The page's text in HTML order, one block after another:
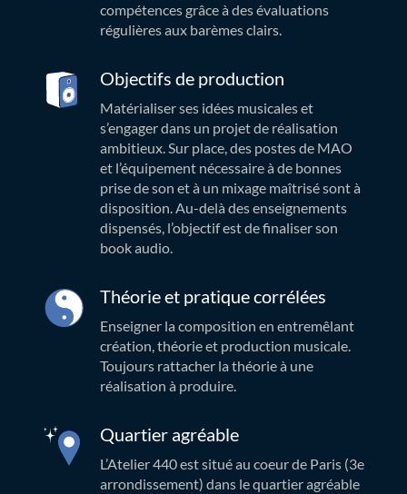
compétences grâce à des évaluations
régulières aux barèmes clairs.
Objectifs de production
Matérialiser ses idées musicales et
s’engager dans un projet de réalisation
ambitieux. Sur place, des postes de MAO
et l’équipement nécessaire à de bonnes
prise de son et à un mixage maîtrisé sont à
disposition. Au-delà des enseignements
dispensés, l’objectif est de finaliser son
book audio.
Théorie et pratique corrélées
Enseigner la composition en entremêlant
création, théorie et production musicale.
Toujours rattacher la théorie à une
réalisation à produire.
Quartier agréable
L’Atelier 440 est situé au coeur de Paris (3e
arrondissement) dans le quartier agréable